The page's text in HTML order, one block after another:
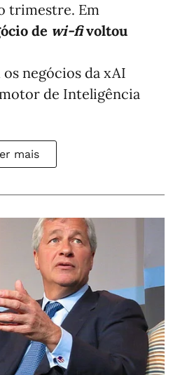
trimestre. Em
de wi-fivoltou
negócios da xAI
de Inteligência
mais